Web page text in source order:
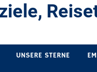
UNSERE STERNE